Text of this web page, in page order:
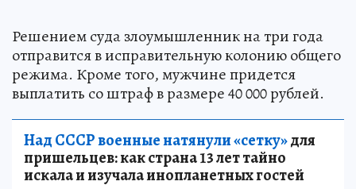
Решением суда злоумышленник на три года
отправится в исправительную колонию общего
режима. Кроме того, мужчине придется
выплатить со штраф в размере 40 000 рублей.
Над СССР военные натянули «сетку»для
пришельцев: как страна 13 лет тайно
искала и изучала инопланетных гостей